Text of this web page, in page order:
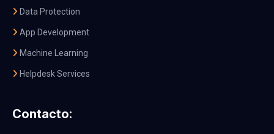
Data Protection
App Development
Machine Learning
Helpdesk Services
Contacto: